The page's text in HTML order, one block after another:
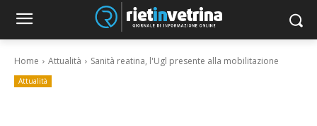
Home Attualità Sanità reatina, l'Ugl presente alla mobilitazione
Attualità